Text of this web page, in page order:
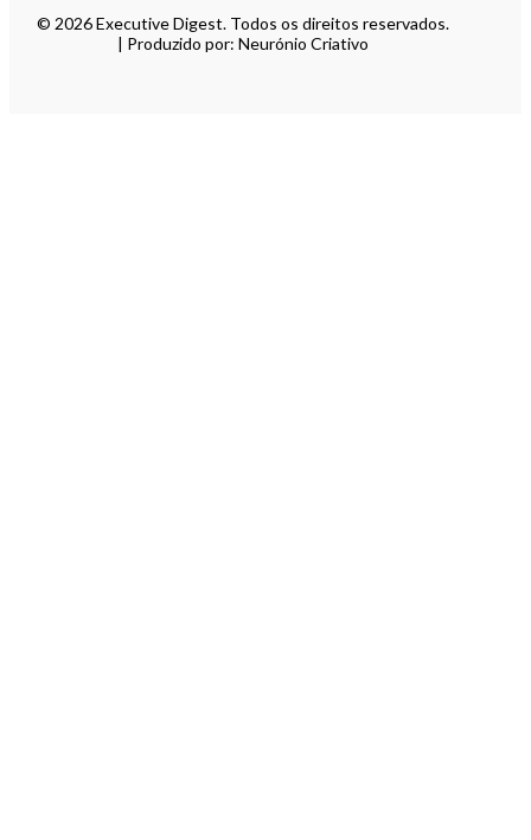
© 2026 Executive Digest. Todos os direitos reservados.
| Produzido por: Neurónio Criativo